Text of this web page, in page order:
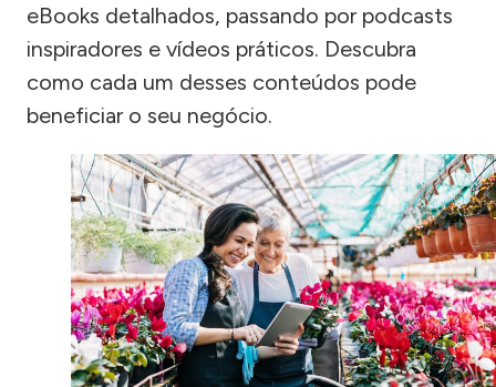
eBooks detalhados, passando por podcasts
inspiradores e vídeos práticos. Descubra
como cada um desses conteúdos pode
beneficiar o seu negócio.